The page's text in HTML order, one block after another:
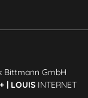
Bittmann GmbH
+ | LOUIS INTERNET